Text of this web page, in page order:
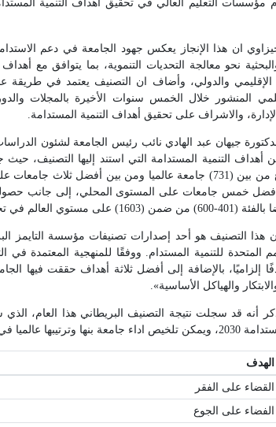
مؤسسات التعليم العالي في تحقيق أهداف التنمية
ان هذا الإنجاز يعكس جهود الجامعة في دعم
والبحثية نحو معالجة التحديات التنموية، بما يتوافق مع
الإقليمي والدولي، وأضاف ان التصنيف يعتمد في
المنشور خلال الخمس سنوات الأخيرة بالمجلات
والاشراف على تحقيق أهداف التنمية المستدامة.
جيهان عبد الهادي نائب رئيس الجامعة لشئون
تحقيق الأهداف، وضمن افضل خمس جامعات على مستوى الجامعات المصرية.
هذا التصنيف هو أحد إصدارات تصنيفات مؤسسة التايمز
المتحدة للتنمية المستدام. ووفقًا للمنهجية المعتمدة
إلزاميًا، بالإضافة إلى أفضل ثلاثة أهداف حققت فيها
والهياكل الأساسية».
تحقيق اهداف التنمية المستدامة فيما يلي:
الهدف
القضاء على الفقر
الفضاء على الجوع